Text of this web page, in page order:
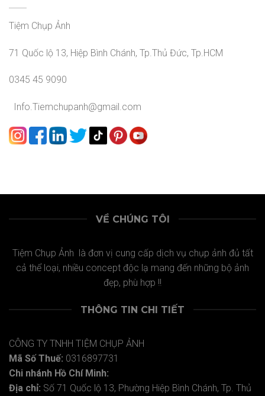
Tiệm Chụp Ảnh
71 Quốc lộ 13, Hiệp Bình Chánh, Tp.Thủ Đức, Tp.HCM
0345 45 9090
Info.Tiemchupanh@gmail.com
VỀ CHÚNG TÔI
Tiệm Chụp Ảnh là đơn vị cung cấp dịch vụ chụp ảnh đủ tất
cả thể loại, nhiều concept độc lạ mang đến những bộ ảnh
đẹp, phù hợp !!
THÔNG TIN CHI TIẾT
CÔNG TY TNHH TIỆM CHỤP ẢNH
Mã Số Thuế: 0316897731
Chi nhánh Hồ Chí Minh:
Địa chỉ: Số 71 Quốc lộ 13, Phường Hiệp Bình Chánh, Tp. Thủ